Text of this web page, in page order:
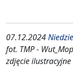
07.12.2024
fot. TMP -
zdjęcie ilustracyjne